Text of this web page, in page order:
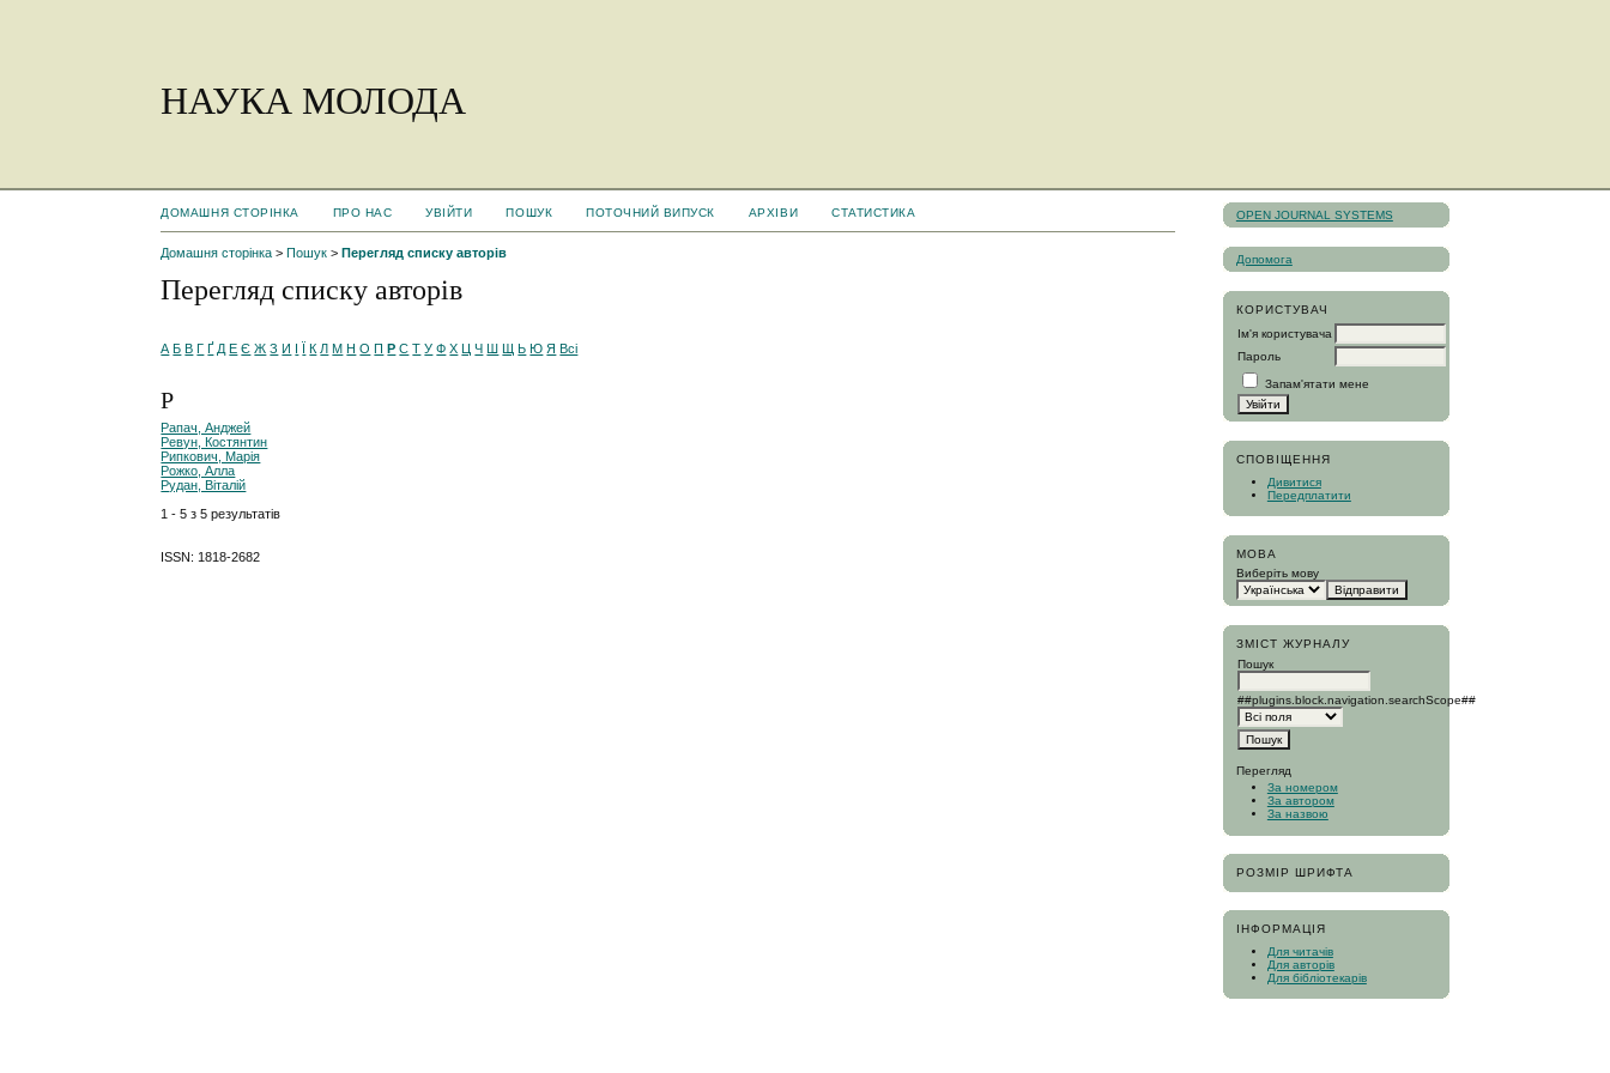
НАУКА МОЛОДА
OPEN JOURNAL SYSTEMS
Допомога
КОРИСТУВАЧ
Ім'я користувача
Пароль
Запам'ятати мене
СПОВІЩЕННЯ
Дивитися
Передплатити
МОВА
Виберіть мову
ЗМІСТ ЖУРНАЛУ
Пошук
##plugins.block.navigation.searchScope##
Перегляд
За номером
За автором
За назвою
РОЗМІР ШРИФТА
ІНФОРМАЦІЯ
Для читачів
Для авторів
Для бібліотекарів
ДОМАШНЯ СТОРІНКА ПРО НАС УВІЙТИ ПОШУК ПОТОЧНИЙ ВИПУСК АРХІВИ СТАТИСТИКА
Домашня сторінка >Пошук >Перегляд списку авторів
Перегляд списку авторів
А Б В Г Ґ Д Е Є Ж З И І Ї К Л М Н О П Р С Т У Ф Х Ц Ч Ш Щ Ь Ю Я Всі
Р
Рапач, Анджей
Ревун, Костянтин
Рипкович, Марія
Рожко, Алла
Рудан, Віталій
1 - 5 з 5 результатів
ISSN: 1818-2682